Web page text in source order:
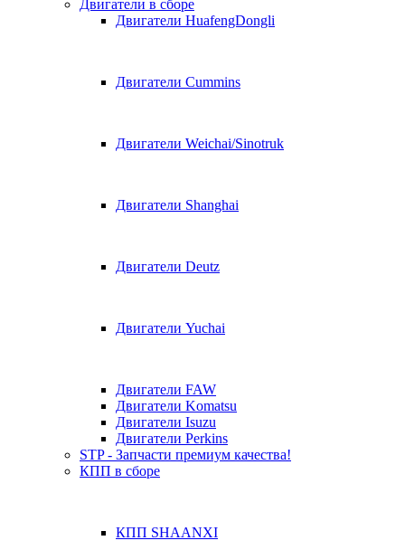
Двигатели в сборе
Двигатели HuafengDongli
Двигатели Cummins
Двигатели Weichai/Sinotruk
Двигатели Shanghai
Двигатели Deutz
Двигатели Yuchai
Двигатели FAW
Двигатели Komatsu
Двигатели Isuzu
Двигатели Perkins
STP - Запчасти премиум качества!
КПП в сборе
КПП SHAANXI